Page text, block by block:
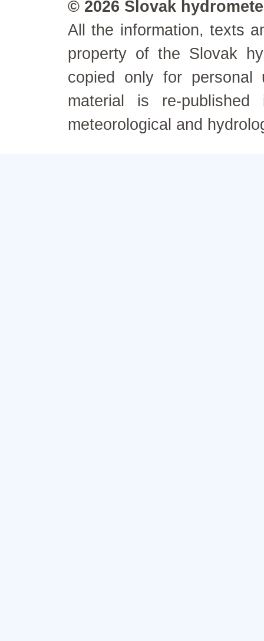
© 2026 Slovak
All the information, texts
property of the Slovak
copied only for personal
material is re-
meteorological and